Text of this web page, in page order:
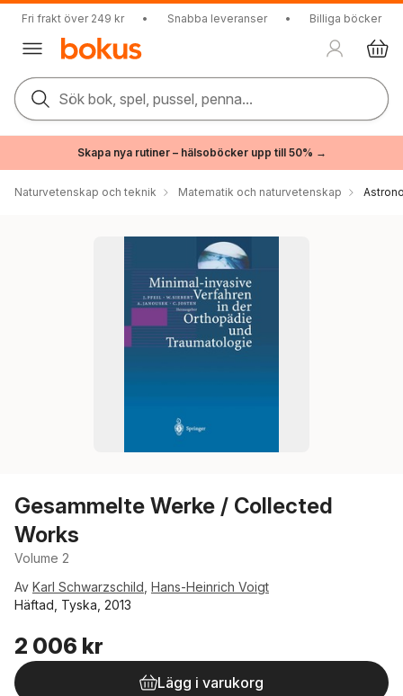
Fri frakt över 249 kr • Snabba leveranser • Billiga böcker
Sök bok, spel, pussel, penna...
Skapa nya rutiner – hälsoböcker upp till 50% →
Naturvetenskap och teknik Matematik och naturvetenskap
Gesammelte Werke / Collected
Works
Volume 2
Av Karl Schwarzschild Hans-Heinrich Voigt
Häftad, Tyska, 2013
2 006 kr
Lägg i varukorg